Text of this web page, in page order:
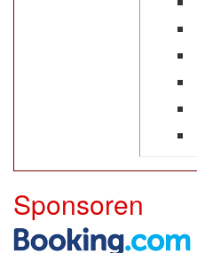
Sponsoren